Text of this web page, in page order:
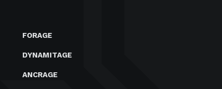
FORAGE
DYNAMITAGE
ANCRAGE